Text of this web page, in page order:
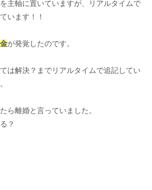
主軸に置いていますが、リアルタイムで
います！！
が発覚したのです。
は解決？までリアルタイムで追記してい
ら離婚と言っていました。
？